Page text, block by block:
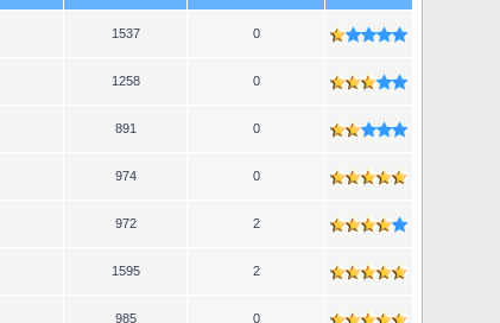
1537 0
1258 0
891 0
974 0
972 2
1595 2
985 0